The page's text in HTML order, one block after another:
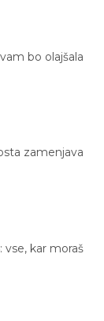
bo olajšala
zamenjava
kar moraš